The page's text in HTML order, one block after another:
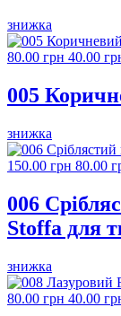
знижка
80.00 грн 40.00
005
знижка
150.00 грн 80.00
006
Stoffa для
знижка
80.00 грн 40.00